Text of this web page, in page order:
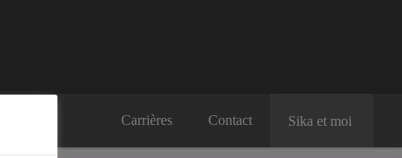
Carrières Contact Sika et moi